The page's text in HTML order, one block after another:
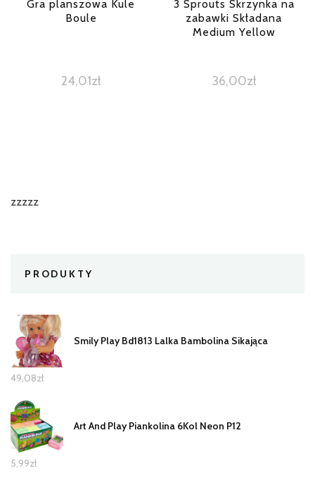
Gra planszowa Kule
Boule
24,01zł
3 Sprouts Skrzynka na
zabawki Składana
Medium Yellow
36,00zł
zzzzz
PRODUKTY
Smily Play Bd1813 Lalka Bambolina Sikająca
49,08zł
Art And Play Piankolina 6Kol Neon P12
5,99zł